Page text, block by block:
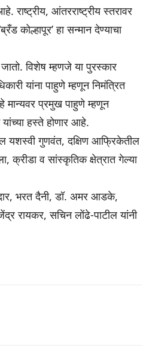
राष्ट्रीय, आंतरराष्ट्रीय स्तरावर
कोल्हापूर’ हा सन्मान देण्याचा
विशेष म्हणजे या पुरस्कार
यांना पाहुणे म्हणून निमंत्रित
मान्यवर प्रमुख पाहुणे म्हणून
यांच्या हस्ते होणार आहे.
यशस्वी गुणवंत, दक्षिण आफ्रिकेतील
क्रीडा व सांस्कृतिक क्षेत्रात गेल्या
भरत दैनी, डॉ. अमर आडके,
रायकर, सचिन लोंढे-पाटील यांनी